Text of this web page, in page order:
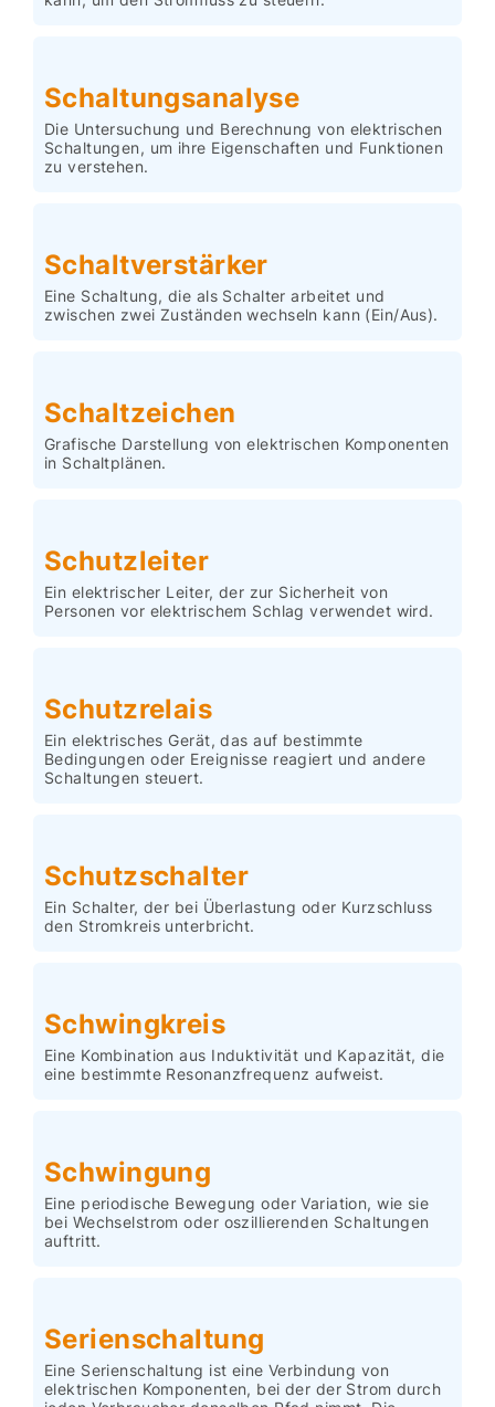
Schaltungsanalyse
Die Untersuchung und Berechnung von elektrischen
Schaltungen, um ihre Eigenschaften und Funktionen
zu verstehen.
Schaltverstärker
Eine Schaltung, die als Schalter arbeitet und
zwischen zwei Zuständen wechseln kann (Ein/Aus).
Schaltzeichen
Grafische Darstellung von elektrischen Komponenten
in Schaltplänen.
Schutzleiter
Ein elektrischer Leiter, der zur Sicherheit von
Personen vor elektrischem Schlag verwendet wird.
Schutzrelais
Ein elektrisches Gerät, das auf bestimmte
Bedingungen oder Ereignisse reagiert und andere
Schaltungen steuert.
Schutzschalter
Ein Schalter, der bei Überlastung oder Kurzschluss
den Stromkreis unterbricht.
Schwingkreis
Eine Kombination aus Induktivität und Kapazität, die
eine bestimmte Resonanzfrequenz aufweist.
Schwingung
Eine periodische Bewegung oder Variation, wie sie
bei Wechselstrom oder oszillierenden Schaltungen
auftritt.
Serienschaltung
Eine Serienschaltung ist eine Verbindung von
elektrischen Komponenten, bei der der Strom durch